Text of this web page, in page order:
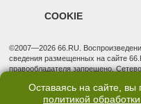
COOKIE
©2007—2026 66.RU.
сведения размещенных на сайте
правообладателя запрещено.
надзору в сфере связи,
(Роскомнадзор). Регистрационный
Оставаясь на сайте, вы
политикой